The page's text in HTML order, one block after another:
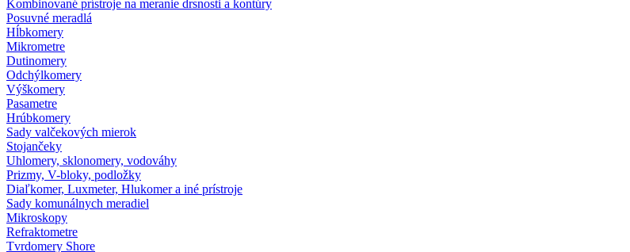
Kombinované prístroje na meranie drsnosti a kontúry
Posuvné meradlá
Hĺbkomery
Mikrometre
Dutinomery
Odchýlkomery
Výškomery
Pasametre
Hrúbkomery
Sady valčekových mierok
Stojančeky
Uhlomery, sklonomery, vodováhy
Prizmy, V-bloky, podložky
Diaľkomer, Luxmeter, Hlukomer a iné prístroje
Sady komunálnych meradiel
Mikroskopy
Refraktometre
Tvrdomery Shore